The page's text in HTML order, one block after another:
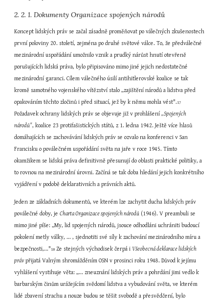
2. 2. 1. Dokumenty Organizace spojených národů
Koncept lidských práv se začal zásadně proměňovat po válečných zkušenostech
první poloviny 20. století, zejména po druhé světové válce. To, že předválečné
mezinárodní uspořádání umožnilo vznik a prudký nárůst hnutí otevřeně
porušujících lidská práva, bylo připisováno mimo jiné jejich nedostatečné
mezinárodní garanci. Cílem válečného úsilí antihitlerovské koalice se tak
kromě samotného vojenského vítězství stalo „zajištění národů a lidstva před
opakováním těchto zločinů i před situací, jež by k němu mohla vést".17
Požadavek ochrany lidských práv se objevuje již v prohlášení „Spojených
národů", koalice 23 protifašistických států, z 1. ledna 1942. Ještě více hlasů
domáhajících se zachovávání lidských práv se ozvalo na konferenci v San
Francisku o poválečném uspořádání světa na jaře v roce 1945. Tímto
okamžikem se lidská práva definitivně přesunují do oblasti praktické politiky, a
to rovnou na mezinárodní úrovni. Začíná se tak doba hledání jejich konkrétního
vyjádření v podobě deklarativních a právních aktů.
Jeden ze základních dokumentů, ve kterém lze zachytit ducha lidských práv
poválečné doby, je Charta Organizace spojených národů (1946). V preambuli se
mimo jiné píše: „My, lid spojených národů, jsouce odhodláni uchrániti budoucí
pokolení metly války, ... , sjednotiti své síly k zachování mezinárodního míru a
bezpečnosti,..."18 Ze stejných východisek čerpá i Všeobecná deklarace lidských
práv přijatá Valným shromážděním OSN v prosinci roku 1948. Důvod k jejímu
vyhlášení vystihuje věta: „... zneuznání lidských práv a pohrdání jimi vedlo k
barbarským činům urážejícím svědomí lidstva a vybudování světa, ve kterém
lidé zbavení strachu a nouze budou se těšit svobodě a přesvědčení, bylo